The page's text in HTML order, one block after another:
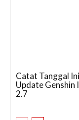
Catat Tanggal
Update Genshin
2.7